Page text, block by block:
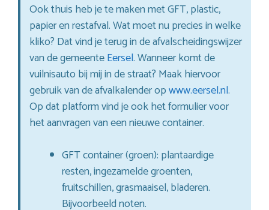
Ook thuis heb je te maken met GFT, plastic,
papier en restafval. Wat moet nu precies in welke
kliko? Dat vind je terug in de afvalscheidingswijzer
van de gemeenteEersel. Wanneer komt de
vuilnisauto bij mij in de straat? Maak hiervoor
gebruik van de afvalkalender opwww.eersel.nl.
Op dat platform vind je ook het formulier voor
het aanvragen van een nieuwe container.
GFT container (groen): plantaardige
resten, ingezamelde groenten,
fruitschillen, grasmaaisel, bladeren.
Bijvoorbeeld noten.